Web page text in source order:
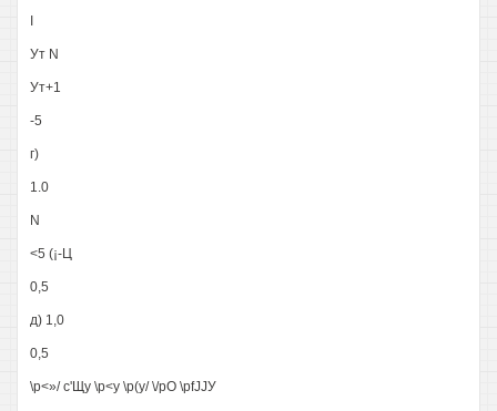
Ут N
Ут+1
-5
г)
1.0
N
<5 (¡-Ц
0,5
д) 1,0
0,5
\р<»/ с'Щу \р<у \р(у/ \/рО \pfJJУ